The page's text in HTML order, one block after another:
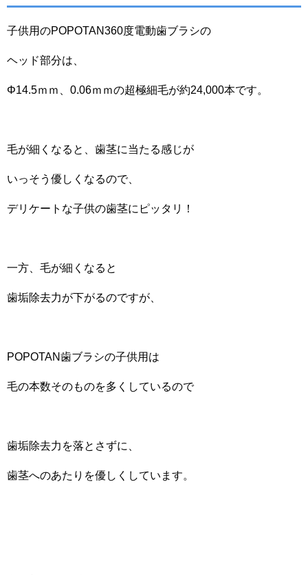
子供用のPOPOTAN360度電動歯ブラシの
ヘッド部分は、
Φ14.5ｍｍ、0.06ｍｍの超極細毛が約24,000本です。
毛が細くなると、歯茎に当たる感じが
いっそう優しくなるので、
デリケートな子供の歯茎にピッタリ！
一方、毛が細くなると
歯垢除去力が下がるのですが、
POPOTAN歯ブラシの子供用は
毛の本数そのものを多くしているので
歯垢除去力を落とさずに、
歯茎へのあたりを優しくしています。